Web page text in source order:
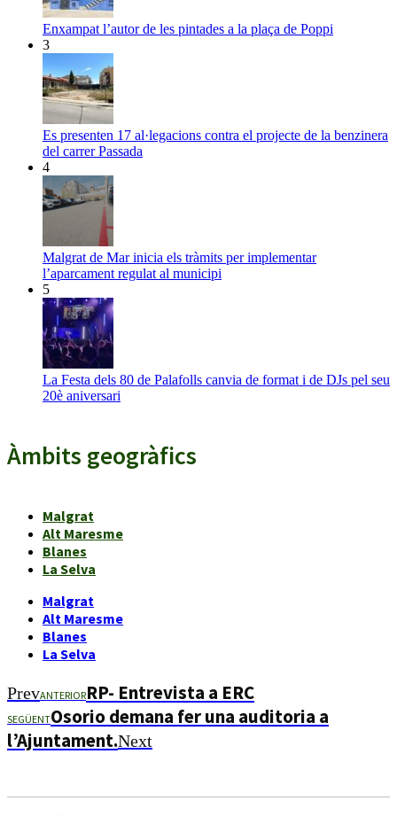
Enxampat l’autor de les pintades a la plaça de Poppi
3
Es presenten 17 al·legacions contra el projecte de la benzinera
del carrer Passada
4
Malgrat de Mar inicia els tràmits per implementar
l’aparcament regulat al municipi
5
La Festa dels 80 de Palafolls canvia de format i de DJs pel seu
20è aniversari
Àmbits geogràfics
Malgrat
Alt Maresme
Blanes
La Selva
Malgrat
Alt Maresme
Blanes
La Selva
PrevANTERIORRP- Entrevista a ERC
SEGÜENTOsorio demana fer una auditoria a
l’Ajuntament.Next